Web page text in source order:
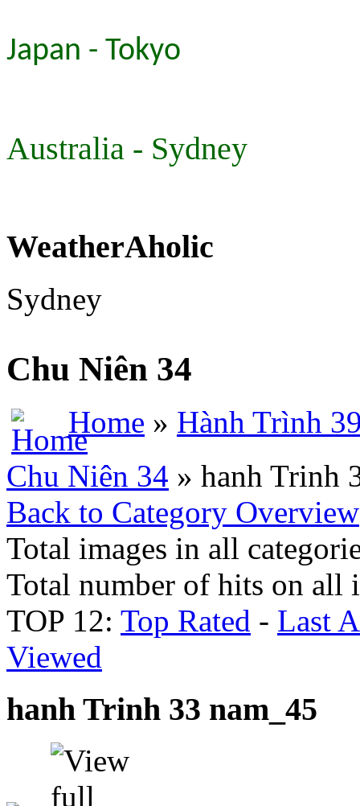
Japan - Tokyo
Australia - Sydney
WeatherAholic
Sydney
Chu Niên 34
Home » Hành Trình
Chu Niên 34 » hanh Trinh
Back to Category Overview
Total images in all
Total number of hits on all
TOP 12: Top Rated - Last
Viewed
hanh Trinh 33 nam_45